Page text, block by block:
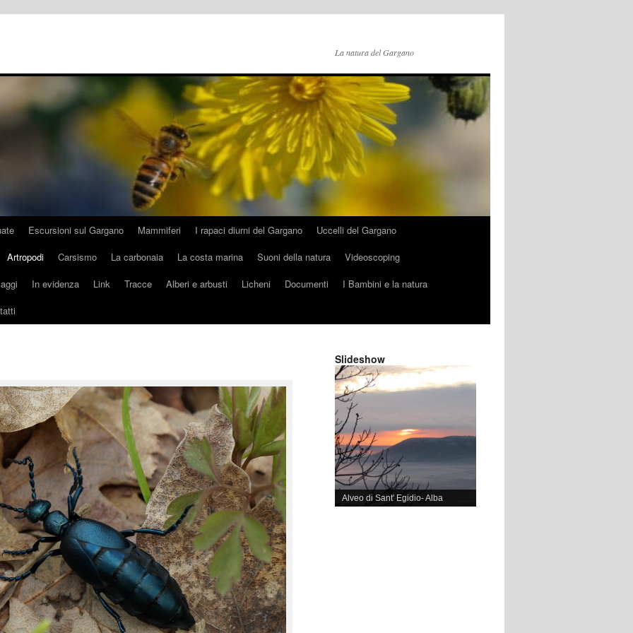
La natura del Gargano
Escursioni sul Gargano Mammiferi I rapaci diurni del Gargano
Uccelli del Gargano
Artropodi Carsismo La carbonaia La costa marina Suoni della natura
Videoscoping
In evidenza Link Tracce Alberi e arbusti Licheni Documenti
I Bambini e la natura
Slideshow
Alveo di Sant' Egidio- Alba